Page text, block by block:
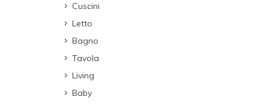
Cuscini
Letto
Bagno
Tavola
Living
Baby